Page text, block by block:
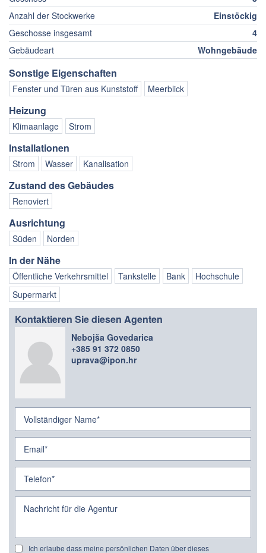
Anzahl der Stockwerke
Einstöckig
Geschosse insgesamt
4
Gebäudeart
Wohngebäude
Sonstige Eigenschaften
Fenster und Türen aus Kunststoff Meerblick
Heizung
Klimaanlage Strom
Installationen
Strom Wasser Kanalisation
Zustand des Gebäudes
Renoviert
Ausrichtung
Süden Norden
In der Nähe
Öffentliche Verkehrsmittel Tankstelle Bank
Hochschule
Supermarkt
Kontaktieren Sie diesen Agenten
Nebojša Govedarica
+385 91 372 0850
uprava@ipon.hr
Ich erlaube dass meine persönlichen Daten über dieses